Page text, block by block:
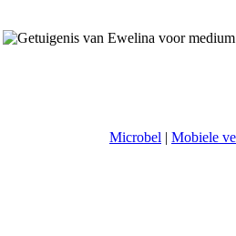
Microbel | Mobiele